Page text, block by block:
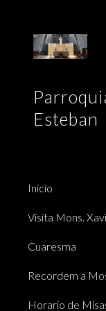
Esteban
Inicio
Visita Mons.
Cuaresma
Recordem a
Horario de